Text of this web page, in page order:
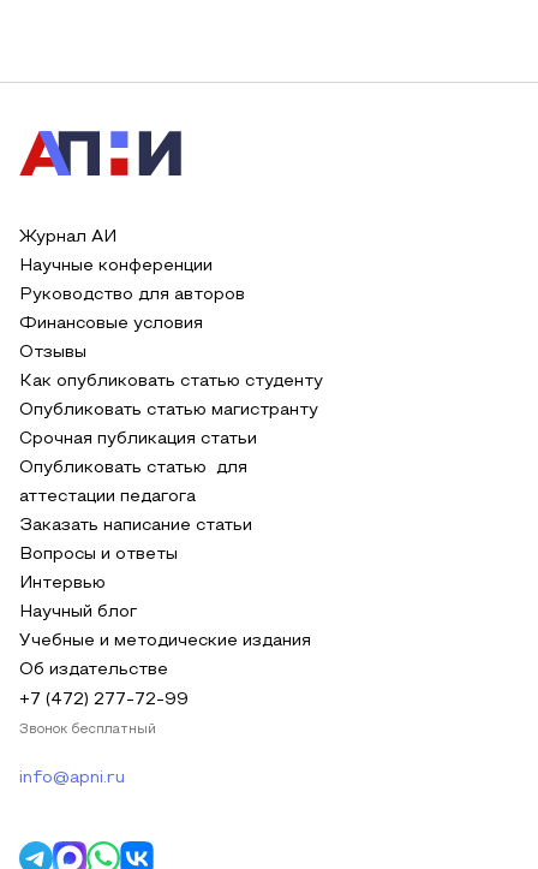
Журнал АИ
Научные конференции
Руководство для авторов
Финансовые условия
Отзывы
Как опубликовать статью студенту
Опубликовать статью магистранту
Срочная публикация статьи
Опубликовать статью для
аттестации педагога
Заказать написание статьи
Вопросы и ответы
Интервью
Научный блог
Учебные и методические издания
Об издательстве
+7 (472) 277-72-99
Звонок бесплатный
info@apni.ru